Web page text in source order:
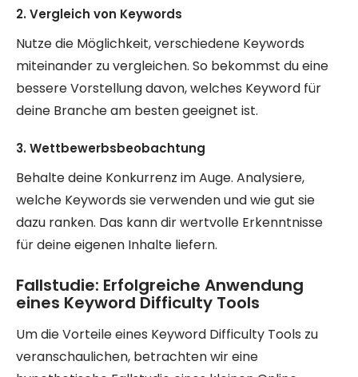
2. Vergleich von Keywords
Nutze die Möglichkeit, verschiedene Keywords
miteinander zu vergleichen. So bekommst du eine
bessere Vorstellung davon, welches Keyword für
deine Branche am besten geeignet ist.
3. Wettbewerbsbeobachtung
Behalte deine Konkurrenz im Auge. Analysiere,
welche Keywords sie verwenden und wie gut sie
dazu ranken. Das kann dir wertvolle Erkenntnisse
für deine eigenen Inhalte liefern.
Fallstudie: Erfolgreiche Anwendung
eines Keyword Difficulty Tools
Um die Vorteile eines Keyword Difficulty Tools zu
veranschaulichen, betrachten wir eine